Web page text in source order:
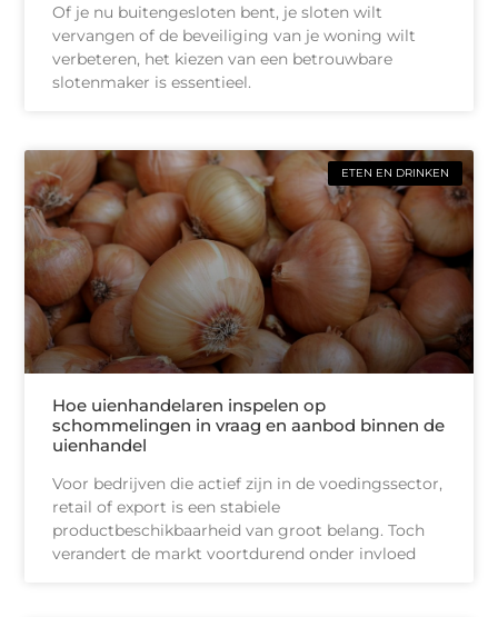
Of je nu buitengesloten bent, je sloten wilt
vervangen of de beveiliging van je woning wilt
verbeteren, het kiezen van een betrouwbare
slotenmaker is essentieel.
ETEN EN DRINKEN
Hoe uienhandelaren inspelen op
schommelingen in vraag en aanbod binnen de
uienhandel
Voor bedrijven die actief zijn in de voedingssector,
retail of export is een stabiele
productbeschikbaarheid van groot belang. Toch
verandert de markt voortdurend onder invloed